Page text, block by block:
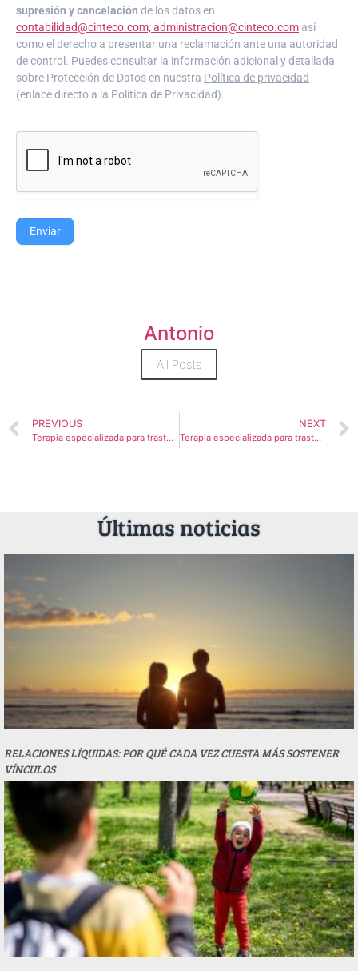
supresión y cancelación de los datos en
contabilidad@cinteco.com; administracion@cinteco.com así
como el derecho a presentar una reclamación ante una autoridad
de control. Puedes consultar la información adicional y detallada
sobre Protección de Datos en nuestra Política de privacidad
(enlace directo a la Política de Privacidad).
Enviar
Antonio
All Posts
PREVIOUS
Terapia especializada para trastornos psicóticos
NEXT
Terapia especializada para trastornos relacionados con sustancias
Últimas noticias
RELACIONES LÍQUIDAS: POR QUÉ CADA VEZ CUESTA MÁS SOSTENER
VÍNCULOS